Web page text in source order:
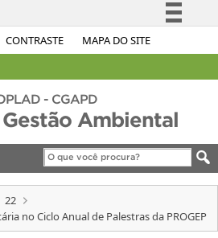
CONTRASTE MAPA DO SITE
Simplifique!
Acesso à informação
Canais
- CGAPD
Ambiental
22
no Ciclo Anual de Palestras da PROGEP